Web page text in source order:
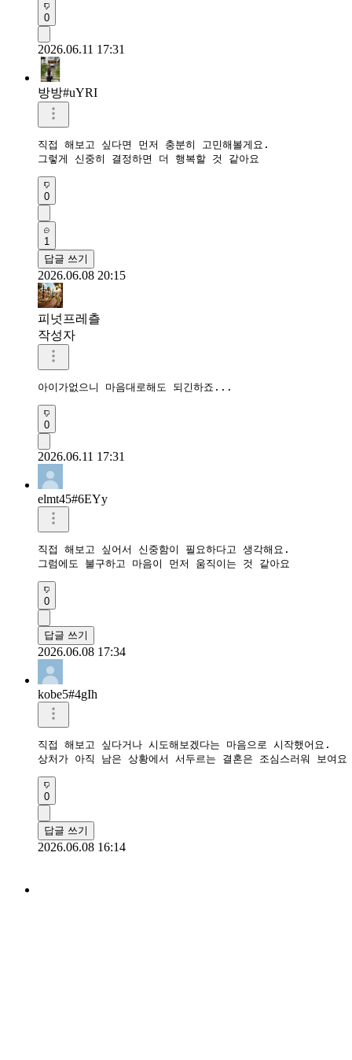
0
2026.06.11 17:31
방방#uYRI
직접 해보고 싶다면 먼저 충분히 고민해볼게요.
그렇게 신중히 결정하면 더 행복할 것 같아요
0
1
답글 쓰기
2026.06.08 20:15
피넛프레츨
작성자
아이가없으니 마음대로해도 되긴하죠...
0
2026.06.11 17:31
elmt45#6EYy
직접 해보고 싶어서 신중함이 필요하다고 생각해요.
그럼에도 불구하고 마음이 먼저 움직이는 것 같아요
0
답글 쓰기
2026.06.08 17:34
kobe5#4gIh
직접 해보고 싶다거나 시도해보겠다는 마음으로 시작했어요.
상처가 아직 남은 상황에서 서두르는 결혼은 조심스러워 보여요
0
답글 쓰기
2026.06.08 16:14